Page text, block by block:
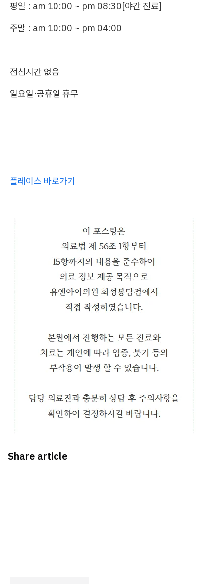
평일 : am 10:00 ~ pm 08:30[야간 진료]
주말 : am 10:00 ~ pm 04:00
점심시간 없음
일요일·공휴일 휴무
플레이스 바로가기
Share article